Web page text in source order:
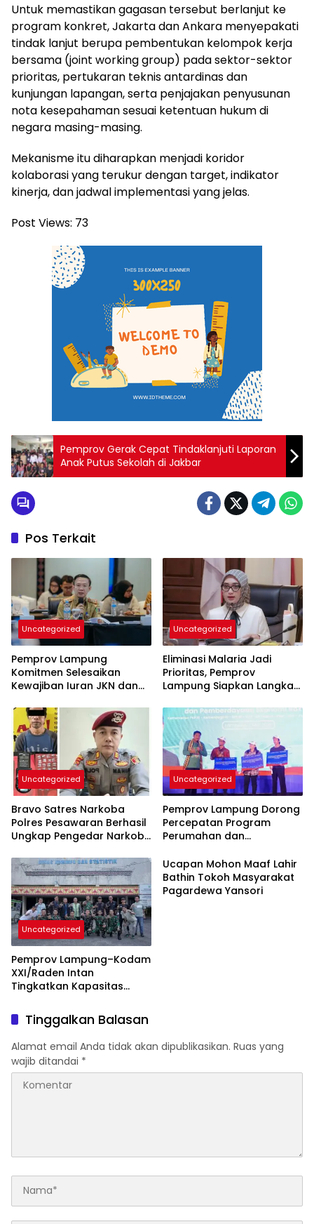
Untuk memastikan gagasan tersebut berlanjut ke
program konkret, Jakarta dan Ankara menyepakati
tindak lanjut berupa pembentukan kelompok kerja
bersama (joint working group) pada sektor-sektor
prioritas, pertukaran teknis antardinas dan
kunjungan lapangan, serta penjajakan penyusunan
nota kesepahaman sesuai ketentuan hukum di
negara masing-masing.
Mekanisme itu diharapkan menjadi koridor
kolaborasi yang terukur dengan target, indikator
kinerja, dan jadwal implementasi yang jelas.
Post Views: 73
Pemprov Gerak Cepat Tindaklanjuti Laporan
Anak Putus Sekolah di Jakbar
Pos Terkait
Uncategorized
Pemprov Lampung
Komitmen Selesaikan
Kewajiban Iuran JKN dan
Kepesertaan BPJS
Kesehatan
Uncategorized
Eliminasi Malaria Jadi
Prioritas, Pemprov
Lampung Siapkan Langkah
Uncategorized
Bravo Satres Narkoba
Polres Pesawaran Berhasil
Ungkap Pengedar Narkoba
Uncategorized
Pemprov Lampung Dorong
Percepatan Program
Perumahan dan
Rakyat
Uncategorized
Pemprov Lampung–Kodam
XXI/Raden Intan
Tingkatkan Kapasitas
Komunikasi Publik
Ucapan Mohon Maaf Lahir
Bathin Tokoh Masyarakat
Pagardewa Yansori
Tinggalkan Balasan
Alamat email Anda tidak akan dipublikasikan. Ruas yang
wajib ditandai *